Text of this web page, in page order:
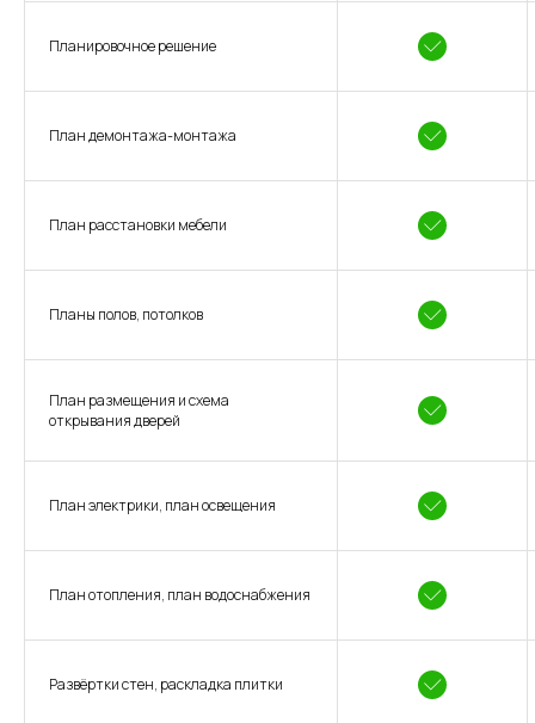
Планировочное решение
План демонтажа-монтажа
План расстановки мебели
Планы полов, потолков
План размещения и схема
открывания дверей
План электрики, план освещения
План отопления, план водоснабжения
Развёртки стен, раскладка плитки